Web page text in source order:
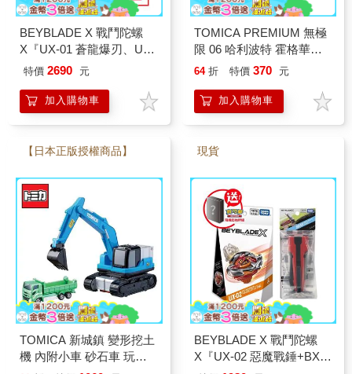
BEYBLADE X 戰鬥陀螺
X『UX-01 蒼龍爆刃、UX-
02 惡魔戰錘、CX-18 腕龍
選
特價 2690 元
加入購物車
TOMICA PREMIUM 無極
限 06 哈利波特 霍格華茲
特快車 玩具車 多美小汽車
64 折 特價 370 元
加入購物車
【日本正版授權商品】
TOMICA 新城鎮 變形挖土
機 內附小車 砂石車 玩具
現貨
BEYBLADE X 戰鬥陀螺
X『UX-02 惡魔戰錘+BX-